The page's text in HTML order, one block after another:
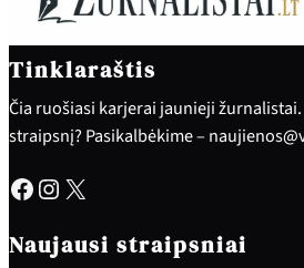
Tinklaraštis
Čia ruošiasi karjerai jaunieji
straipsnį? Pasikalbėkime –
Facebook Instagram X
Naujausi straipsniai